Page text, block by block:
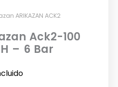
ARIKAZAN ACK2
Ack2-100
– 6 Bar